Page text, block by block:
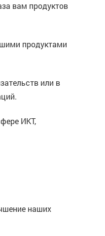
вам продуктов
продуктами
или в
ИКТ,
наших